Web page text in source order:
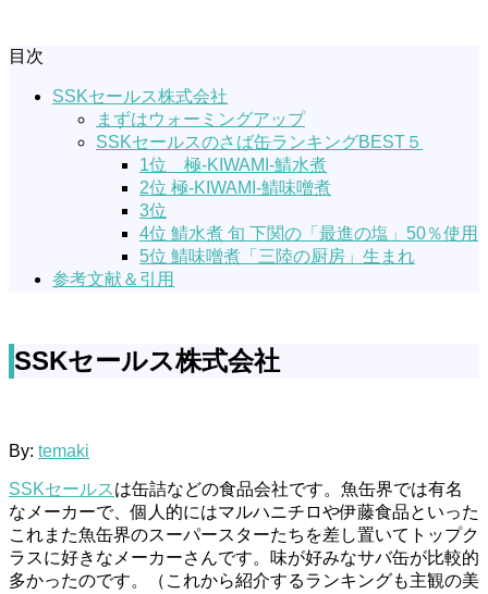
目次
SSKセールス株式会社
まずはウォーミングアップ
SSKセールスのさば缶ランキングBEST５
1位 極-KIWAMI-鯖水煮
2位 極-KIWAMI-鯖味噌煮
3位
4位 鯖水煮 旬 下関の「最進の塩」50％使用
5位 鯖味噌煮「三陸の厨房」生まれ
参考文献＆引用
SSKセールス株式会社
By: temaki
SSKセールス は缶詰などの食品会社です。魚缶界では有名
なメーカーで、個人的にはマルハニチロや伊藤食品といった
これまた魚缶界のスーパースターたちを差し置いてトップク
ラスに好きなメーカーさんです。味が好みなサバ缶が比較的
多かったのです。（これから紹介するランキングも主観の美